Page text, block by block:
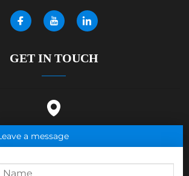
GET IN TOUCH
Industrial Park, No. 19, Huifeng
Zhongkai High-tech Zone,
City, Guangdong Province
a message